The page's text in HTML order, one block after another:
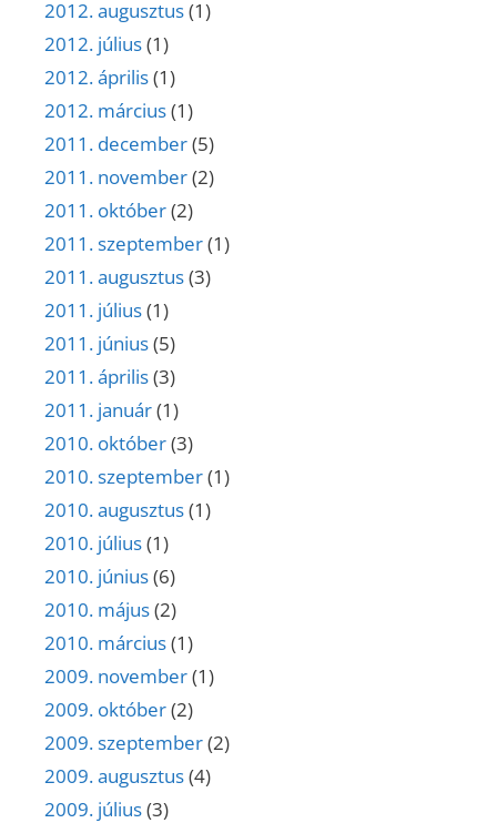
2012. augusztus(1)
2012. július(1)
2012. április(1)
2012. március(1)
2011. december(5)
2011. november(2)
2011. október(2)
2011. szeptember(1)
2011. augusztus(3)
2011. július(1)
2011. június(5)
2011. április(3)
2011. január(1)
2010. október(3)
2010. szeptember(1)
2010. augusztus(1)
2010. július(1)
2010. június(6)
2010. május(2)
2010. március(1)
2009. november(1)
2009. október(2)
2009. szeptember(2)
2009. augusztus(4)
2009. július(3)